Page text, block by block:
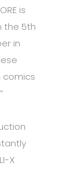
is
the 5th
in
comics
X